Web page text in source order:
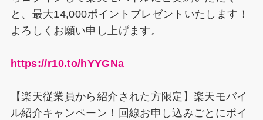
と、最大14,000ポイントプレゼントいたします！
よろしくお願い申し上げます。
https://r10.to/hYYGNa
【楽天従業員から紹介された方限定】楽天モバイ
ル紹介キャンペーン！回線お申し込みごとにポイ